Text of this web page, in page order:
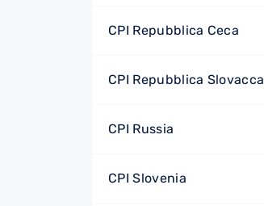
CPI Repubblica Ceca
CPI Repubblica Slovacca
CPI Russia
CPI Slovenia